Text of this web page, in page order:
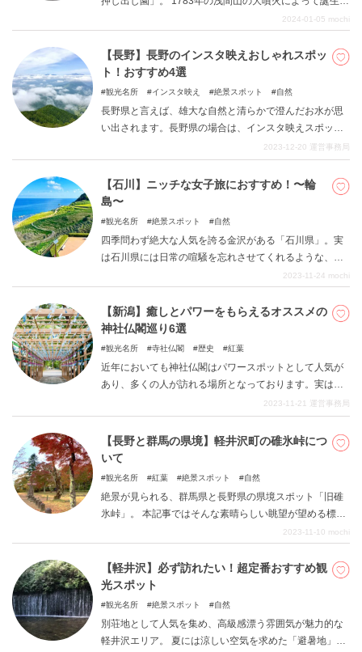
た上信越高原国立公園にあるこの押し出し園は、溶岩の
高いので、夏でも比較的涼しく散策することができま
す。 手つかずの自然のパワーを感じながらの大散歩をお
楽しみください！
2024-01-05 mochi
【長野】長野のインスタ映えおしゃれスポッ
ト！おすすめ4選
観光名所 インスタ映え 絶景スポット 自然
長野県と言えば、雄大な自然と清らかで澄んだお水が思
い出されます。長野県の場合は、インスタ映えスポット
と言っても、人工物だけでなく、全てが美しい自然と調
和しているのが大きな特徴です。避暑地として人気のあ
る軽井沢にはオシャレで可愛いお店が並んでいますが、
同時に木々の美しさや川の流れる空間もしっかり楽しめ
スタ映えスポットを厳選して4つご紹介します。 おしゃ
れでフォトジェニックな建造物とともに、長野の恵まれ
た大自然も一緒に楽しめるスポットばかりです。
2023-12-20 運営事務局
【石川】ニッチな女子旅におすすめ！〜輪
島〜
観光名所 絶景スポット 自然
四季問わず絶大な人気を誇る金沢がある「石川県」。実
は石川県には日常の喧騒を忘れさせてくれるような、大
自然を感じられる場所があることをご存知でしょうか。
きるスポットや、自然と田舎の優しさを感じられるスポ
ットがたくさんあります。この記事では、輪島朝市や輪
島塗はもちろん、車で少し行くと着く和倉にも焦点を当
2023-11-24 mochi
【新潟】癒しとパワーをもらえるオススメの
神社仏閣巡り6選
観光名所 寺社仏閣 歴史 紅葉
近年においても神社仏閣はパワースポットとして人気が
あり、多くの人が訪れる場所となっております。実は、
新潟県は神社の数が4755社と国内で最も神社が多い県と
されています。（2位の兵庫県は3836社） 明治時代、政
府は増えすぎた神社を減らすために制作をうちました
が、新潟県はそれに消極的でした。また、当時の新潟県
潟県のたくさんある神社仏閣の中から特に人気のスポッ
トをご紹介いたします。
2023-11-21 運営事務局
【長野と群馬の県境】軽井沢町の碓氷峠につ
いて
観光名所 紅葉 絶景スポット 自然
絶景が見られる、群馬県と長野県の県境スポット「旧碓
氷峠」。 本記事ではそんな素晴らしい眺望が望める標高
1200ｍの展望公園とその周辺の観光地をご紹介します。
味わえる場所です。 気分転換をしたいときや、紅葉を楽
しみたいときにとてもおすすめです！ 旧軽井沢から見晴
台まで走る「赤バス」もあるので、景観を楽しみながら
2023-11-10 mochi
【軽井沢】必ず訪れたい！超定番おすすめ観
光スポット
観光名所 絶景スポット 自然
別荘地として人気を集め、高級感漂う雰囲気が魅力的な
軽井沢エリア。 夏には涼しい空気を求めた「避暑地」と